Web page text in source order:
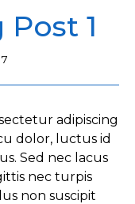
1
adipiscing
dolor, luctus id
Sed nec lacus
nec turpis
non suscipit